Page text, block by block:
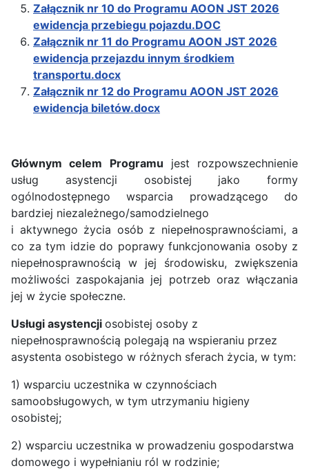
Załącznik nr 10 do Programu AOON JST 2026
ewidencja przebiegu pojazdu.DOC
Załącznik nr 11 do Programu AOON JST 2026
ewidencja przejazdu innym środkiem
transportu.docx
Załącznik nr 12 do Programu AOON JST 2026
ewidencja biletów.docx
Głównym celem Programu jest rozpowszechnienie
usług asystencji osobistej jako formy
ogólnodostępnego wsparcia prowadzącego do
bardziej niezależnego/samodzielnego
i aktywnego życia osób z niepełnosprawnościami, a
co za tym idzie do poprawy funkcjonowania osoby z
niepełnosprawnością w jej środowisku, zwiększenia
możliwości zaspokajania jej potrzeb oraz włączania
jej w życie społeczne.
Usługi asystencji osobistej osoby z
niepełnosprawnością polegają na wspieraniu przez
asystenta osobistego w różnych sferach życia, w tym:
1) wsparciu uczestnika w czynnościach
samoobsługowych, w tym utrzymaniu higieny
osobistej;
2) wsparciu uczestnika w prowadzeniu gospodarstwa
domowego i wypełnianiu ról w rodzinie;